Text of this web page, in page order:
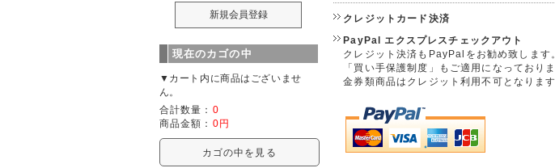
クレジットカード決済
PayPal エクスプレスチェックアウト
クレジット決済もPayPalをお勧め致します
「買い手保護制度」もご適用になっておりま
金券類商品はクレジット利用不可となります
現在のカゴの中
▼カート内に商品はございませ
ん。
合計数量： 0
商品金額： 0円
カゴの中を見る